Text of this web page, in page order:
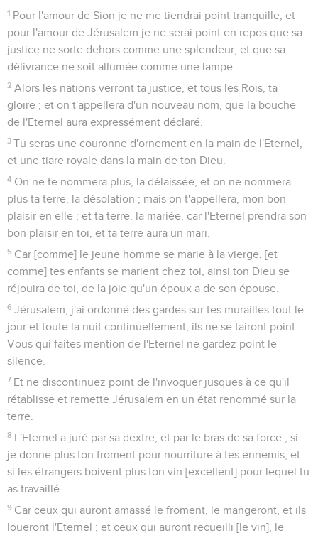
1 Pour l'amour de Sion je ne me tiendrai point tranquille, et
pour l'amour de Jérusalem je ne serai point en repos que sa
justice ne sorte dehors comme une splendeur, et que sa
délivrance ne soit allumée comme une lampe.
2 Alors les nations verront ta justice, et tous les Rois, ta
gloire ; et on t'appellera d'un nouveau nom, que la bouche
de l'Eternel aura expressément déclaré.
3 Tu seras une couronne d'ornement en la main de l'Eternel,
et une tiare royale dans la main de ton Dieu.
4 On ne te nommera plus, la délaissée, et on ne nommera
plus ta terre, la désolation ; mais on t'appellera, mon bon
plaisir en elle ; et ta terre, la mariée, car l'Eternel prendra son
bon plaisir en toi, et ta terre aura un mari.
5 Car [comme] le jeune homme se marie à la vierge, [et
comme] tes enfants se marient chez toi, ainsi ton Dieu se
réjouira de toi, de la joie qu'un époux a de son épouse.
6 Jérusalem, j'ai ordonné des gardes sur tes murailles tout le
jour et toute la nuit continuellement, ils ne se tairont point.
Vous qui faites mention de l'Eternel ne gardez point le
silence.
7 Et ne discontinuez point de l'invoquer jusques à ce qu'il
rétablisse et remette Jérusalem en un état renommé sur la
terre.
8 L'Eternel a juré par sa dextre, et par le bras de sa force ; si
je donne plus ton froment pour nourriture à tes ennemis, et
si les étrangers boivent plus ton vin [excellent] pour lequel tu
as travaillé.
9 Car ceux qui auront amassé le froment, le mangeront, et ils
loueront l'Eternel ; et ceux qui auront recueilli [le vin], le